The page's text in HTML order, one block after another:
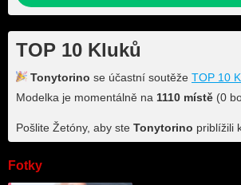
TOP 10 Kluků
Tonytorino se účastní soutěže TOP 10
Modelka je momentálně na 1110 místě (0
Pošlite Žetóny, aby ste Tonytorino priblížili
Fotky